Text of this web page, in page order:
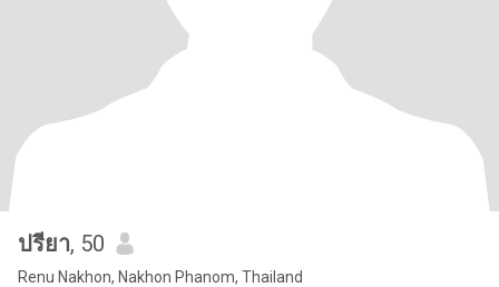
ปรียา, 50
Renu Nakhon, Nakhon Phanom, Thailand